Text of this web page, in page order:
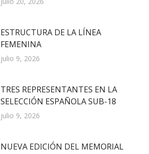
ESTRUCTURA DE LA LÍNEA
FEMENINA
julio 9, 2026
TRES REPRESENTANTES EN LA
SELECCIÓN ESPAÑOLA SUB-18
julio 9, 2026
NUEVA EDICIÓN DEL MEMORIAL